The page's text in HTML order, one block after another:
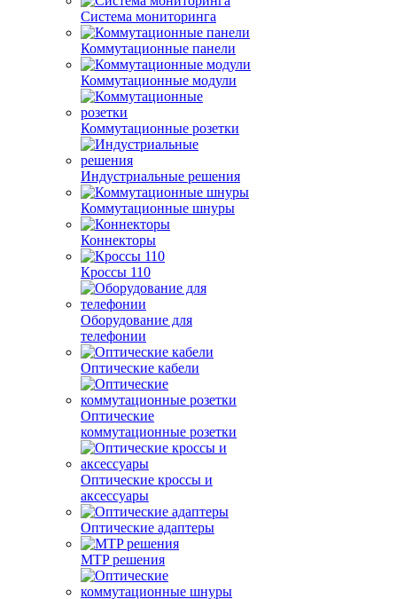
Система мониторинга
Коммутационные панели
Коммутационные модули
Коммутационные розетки
Индустриальные решения
Коммутационные шнуры
Коннекторы
Кроссы 110
Оборудование для
телефонии
Оптические кабели
Оптические
коммутационные розетки
Оптические кроссы и
аксессуары
Оптические адаптеры
MTP решения